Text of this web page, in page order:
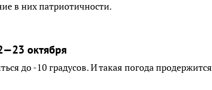
в них патриотичности.
октября
до -10 градусов. И такая погода продержится